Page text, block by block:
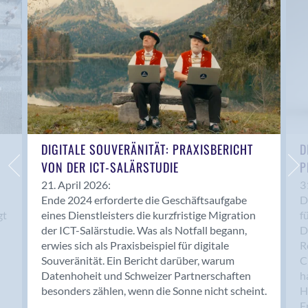
Anwil
Appenzell
Au SG
Baar
Baden
Balsthal
Balzers
Basel
Bassersdorf
Belp
Bendern
Benken (SG)
Bergdietikon
Berlin
Bern
Bern - Liebefeld
DIGITALE SOUVERÄNITÄT: PRAXISBERICHT
VON DER ICT-SALÄRSTUDIE
21. April 2026:
Ende 2024 erforderte die Geschäftsaufgabe
eines Dienstleisters die kurzfristige Migration
der ICT-Salärstudie. Was als Notfall begann,
erwies sich als Praxisbeispiel für digitale
Souveränität. Ein Bericht darüber, warum
Datenhoheit und Schweizer Partnerschaften
besonders zählen, wenn die Sonne nicht scheint.